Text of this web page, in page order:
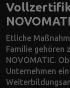
Etliche
Familie gehören
NOVOMATIC.
Unternehmen